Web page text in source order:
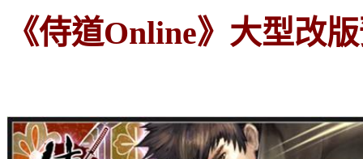
《侍道Online》大型改